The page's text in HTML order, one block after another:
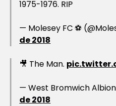
1975-1976. RIP
— Molesey FC ⚽
de 2018
🎥 The Man.
— West Bromwich
de 2018